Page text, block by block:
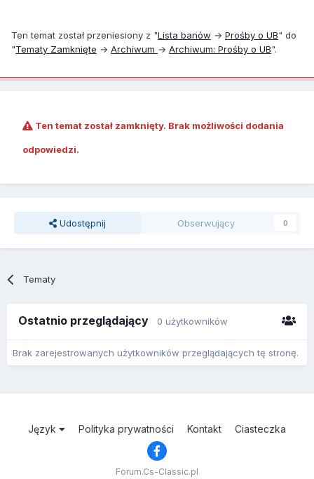
Ten temat został przeniesiony z "Lista banów → Prośby o UB" do
"Tematy Zamknięte → Archiwum → Archiwum: Prośby o UB".
Ten temat został zamknięty. Brak możliwości dodania
odpowiedzi.
Udostępnij Obserwujący 0
Tematy
Ostatnio przeglądający 0 użytkowników
Brak zarejestrowanych użytkowników przeglądających tę stronę.
Język Polityka prywatności Kontakt Ciasteczka
Forum.Cs-Classic.pl